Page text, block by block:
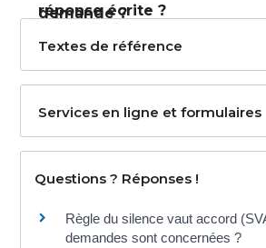
demande ?
réponse écrite ?
Textes de référence
Services en ligne et formulaires
Questions ? Réponses !
Règle du silence vaut accord
demandes sont concernées ?